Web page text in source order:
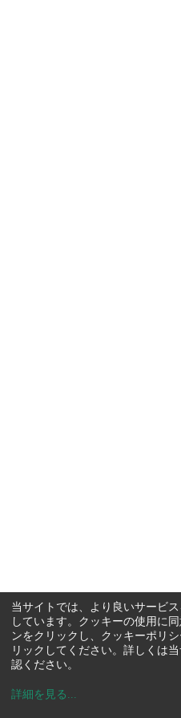
当サイトでは、より良いサービ
しています。クッキーの使用に
ンをクリックし、クッキーポリ
リックしてください。詳しくは
認ください。
詳細を見る ...